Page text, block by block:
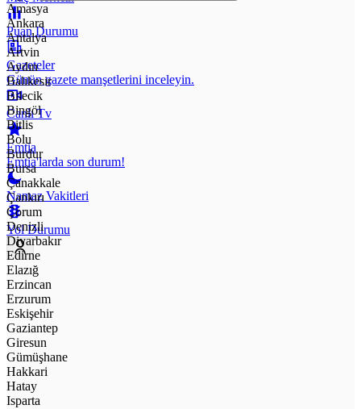
Puan Durumu
Gazeteler
Günün gazete manşetlerini inceleyin.
Canlı Tv
Emtia
Emtia'larda son durum!
Namaz Vakitleri
Yol Durumu
Amasya
Ankara
Antalya
Artvin
Aydın
Balıkesir
Bilecik
Bingöl
Bitlis
Bolu
Burdur
Bursa
Çanakkale
Çankırı
Çorum
Denizli
Diyarbakır
Edirne
Elazığ
Erzincan
Erzurum
Eskişehir
Gaziantep
Giresun
Gümüşhane
Hakkari
Hatay
Isparta